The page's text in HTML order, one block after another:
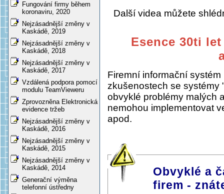
Fungování firmy během
koronaviru, 2020
Nejzásadnější změny v
Kaskádě, 2019
Nejzásadnější změny v
Kaskádě, 2018
Nejzásadnější změny v
Kaskádě, 2017
Vzdálená podpora pomocí
modulu TeamVieweru
Zprovozněna Elektronická
evidence tržeb
Nejzásadnější změny v
Kaskádě, 2016
Nejzásadnější změny v
Kaskádě, 2015
Nejzásadnější změny v
Kaskádě, 2014
Generační výměna
telefonní ústředny
Další videa můžete
Esence 30ti
Firemní informační
zkušenostech se systémy
obvyklé problémy malých
nemohou implementovat
apod.
Obvyklé a
firem -